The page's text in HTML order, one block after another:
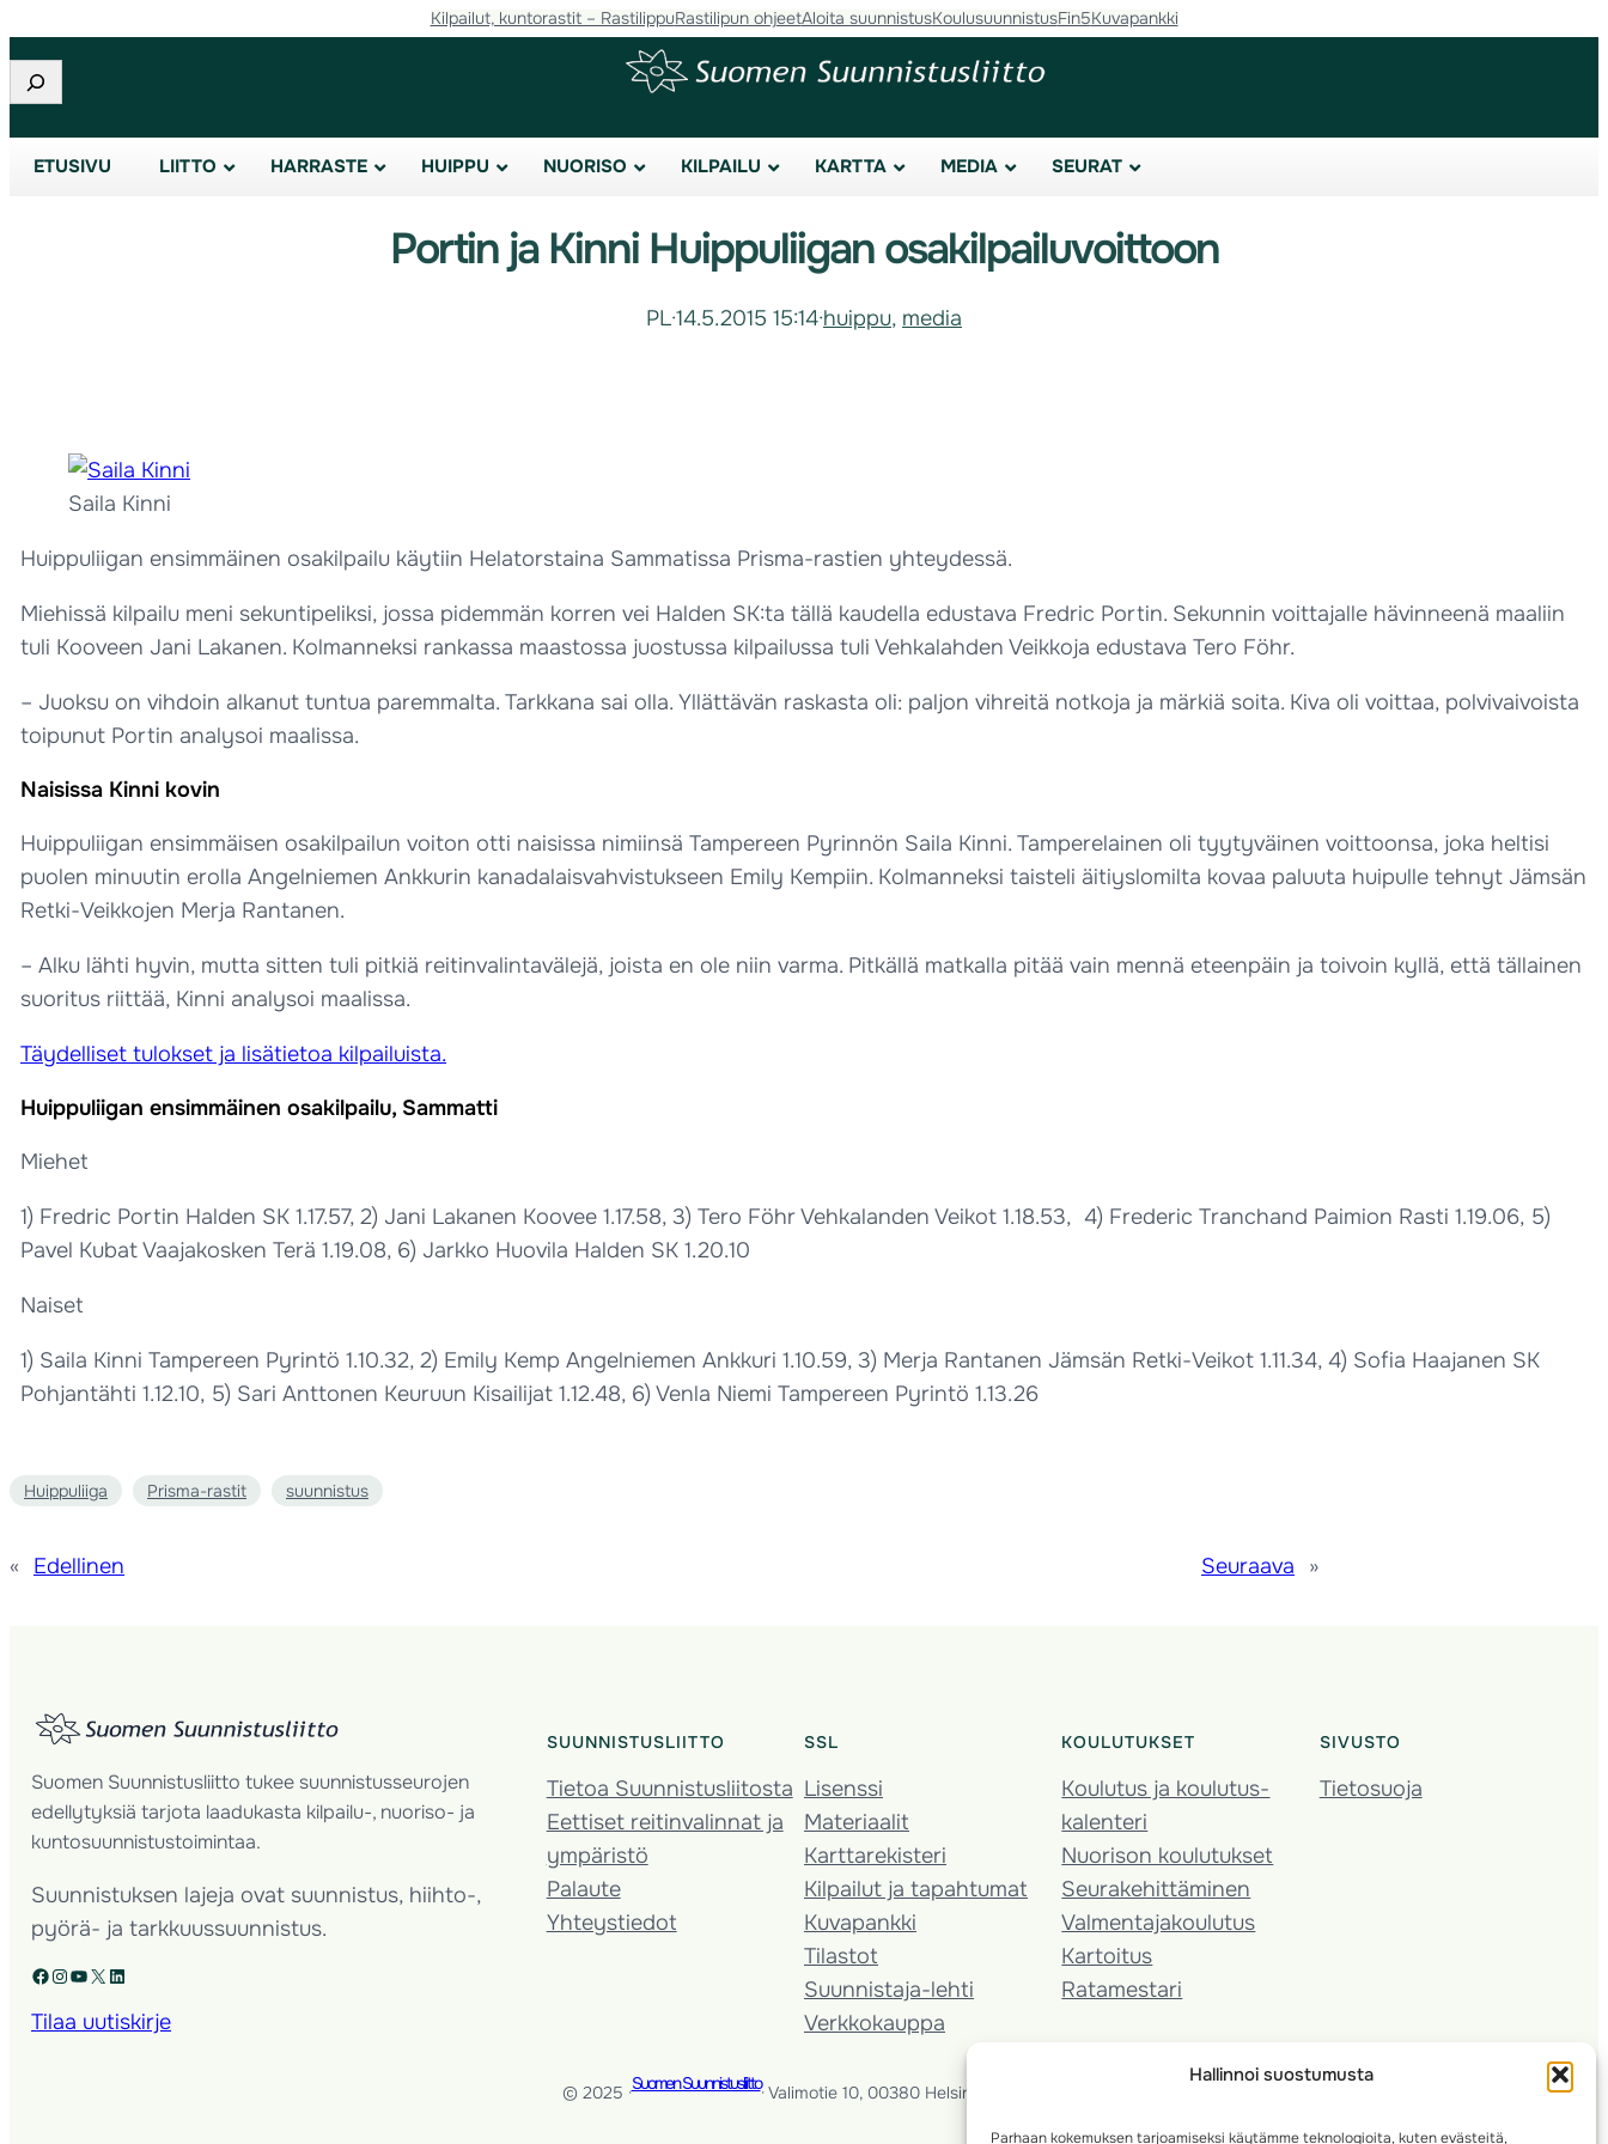
Hallinnoi suostumusta
Parhaan kokemuksen tarjoamiseksi käytämme teknologioita, kuten evästeitä,
Kilpailut, kuntorastit – RastilippuRastilipun ohjeetAloita suunnistusKoulusuunnistusFin5Kuvapankki
Etsi
ETUSIVU LIITTO HARRASTE HUIPPU NUORISO KILPAILU KARTTA MEDIA SEURAT
Portin ja Kinni Huippuliigan osakilpailuvoittoon
PL·14.5.2015 15:14·huippu, media
Saila Kinni
Huippuliigan ensimmäinen osakilpailu käytiin Helatorstaina Sammatissa Prisma-rastien yhteydessä.
Miehissä kilpailu meni sekuntipeliksi, jossa pidemmän korren vei Halden SK:ta tällä kaudella edustava Fredric Portin. Sekunnin voittajalle hävinneenä maaliin
tuli Kooveen Jani Lakanen. Kolmanneksi rankassa maastossa juostussa kilpailussa tuli Vehkalahden Veikkoja edustava Tero Föhr.
– Juoksu on vihdoin alkanut tuntua paremmalta. Tarkkana sai olla. Yllättävän raskasta oli: paljon vihreitä notkoja ja märkiä soita. Kiva oli voittaa, polvivaivoista
toipunut Portin analysoi maalissa.
Naisissa Kinni kovin
Huippuliigan ensimmäisen osakilpailun voiton otti naisissa nimiinsä Tampereen Pyrinnön Saila Kinni. Tamperelainen oli tyytyväinen voittoonsa, joka heltisi
puolen minuutin erolla Angelniemen Ankkurin kanadalaisvahvistukseen Emily Kempiin. Kolmanneksi taisteli äitiyslomilta kovaa paluuta huipulle tehnyt Jämsän
Retki-Veikkojen Merja Rantanen.
– Alku lähti hyvin, mutta sitten tuli pitkiä reitinvalintavälejä, joista en ole niin varma. Pitkällä matkalla pitää vain mennä eteenpäin ja toivoin kyllä, että tällainen
suoritus riittää, Kinni analysoi maalissa.
Täydelliset tulokset ja lisätietoa kilpailuista.
Huippuliigan ensimmäinen osakilpailu, Sammatti
Miehet
1) Fredric Portin Halden SK 1.17.57, 2) Jani Lakanen Koovee 1.17.58, 3) Tero Föhr Vehkalanden Veikot 1.18.53, 4) Frederic Tranchand Paimion Rasti 1.19.06, 5)
Pavel Kubat Vaajakosken Terä 1.19.08, 6) Jarkko Huovila Halden SK 1.20.10
Naiset
1) Saila Kinni Tampereen Pyrintö 1.10.32, 2) Emily Kemp Angelniemen Ankkuri 1.10.59, 3) Merja Rantanen Jämsän Retki-Veikot 1.11.34, 4) Sofia Haajanen SK
Pohjantähti 1.12.10, 5) Sari Anttonen Keuruun Kisailijat 1.12.48, 6) Venla Niemi Tampereen Pyrintö 1.13.26
Huippuliiga Prisma-rastit suunnistus
« Edellinen Seuraava »
Suomen Suunnistusliitto tukee suunnistusseurojen
edellytyksiä tarjota laadukasta kilpailu-, nuoriso- ja
kuntosuunnistustoimintaa.
Suunnistuksen lajeja ovat suunnistus, hiihto-,
pyörä- ja tarkkuussuunnistus.
Facebook Instagram YouTube X LinkedIn
Tilaa uutiskirje
SUUNNISTUSLIITTO
Tietoa Suunnistusliitosta
Eettiset reitinvalinnat ja
ympäristö
Palaute
Yhteystiedot
SSL
Lisenssi
Materiaalit
Karttarekisteri
Kilpailut ja tapahtumat
Kuvapankki
Tilastot
Suunnistaja-lehti
Verkkokauppa
KOULUTUKSET
Koulutus ja koulutus­
kalenteri
Nuorison koulutukset
Seura­kehittäminen
Valmentaja­koulutus
Kartoitus
Ratamestari
SIVUSTO
Tietosuoja
© 2025 ·Suomen Suunnistusliitto· Valimotie 10, 00380 Helsinki, Finland